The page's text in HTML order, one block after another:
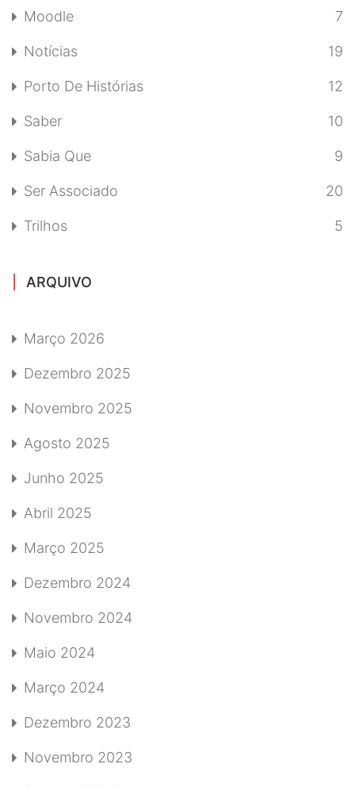
Moodle 7
Notícias 19
Porto De Histórias 12
Saber 10
Sabia Que 9
Ser Associado 20
Trilhos 5
ARQUIVO
Março 2026
Dezembro 2025
Novembro 2025
Agosto 2025
Junho 2025
Abril 2025
Março 2025
Dezembro 2024
Novembro 2024
Maio 2024
Março 2024
Dezembro 2023
Novembro 2023